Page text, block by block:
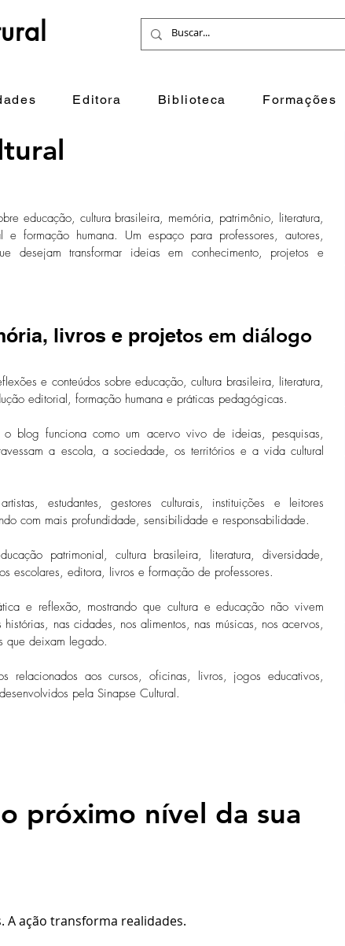
Editora Biblioteca Formações
educação, cultura brasileira, memória, patrimônio, literatura,
e formação humana. Um espaço para professores, autores,
desejam transformar ideias em conhecimento, projetos e
livros e projetos em diálogo
e conteúdos sobre educação, cultura brasileira, literatura,
editorial, formação humana e práticas pedagógicas.
blog funciona como um acervo vivo de ideias, pesquisas,
a escola, a sociedade, os territórios e a vida cultural
estudantes, gestores culturais, instituições e leitores
com mais profundidade, sensibilidade e responsabilidade.
patrimonial, cultura brasileira, literatura, diversidade,
escolares, editora, livros e formação de professores.
e reflexão, mostrando que cultura e educação não vivem
nas cidades, nos alimentos, nas músicas, nos acervos,
que deixam legado.
relacionados aos cursos, oficinas, livros, jogos educativos,
pela Sinapse Cultural.
próximo nível da sua
A ação transforma realidades.